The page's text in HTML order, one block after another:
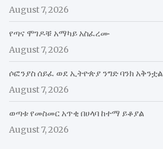
August 7, 2026
የጣና ሞገዶቹ አማካይ አስፈረሙ
August 7, 2026
ሶፎንያስ ሰይፈ ወደ ኢትዮጵያ ንግድ ባንክ አቅንቷል
August 7, 2026
ወጣቱ የመስመር አጥቂ በሀላባ ከተማ ይቆያል
August 7, 2026